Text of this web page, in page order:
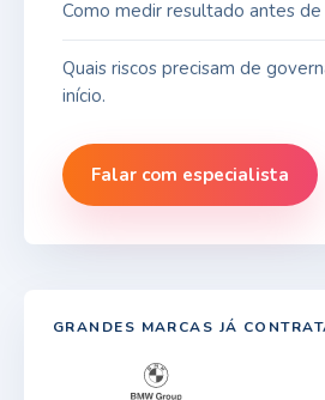
Como medir resultado antes de
Quais riscos precisam de
início.
Falar com especialista
GRANDES MARCAS JÁ